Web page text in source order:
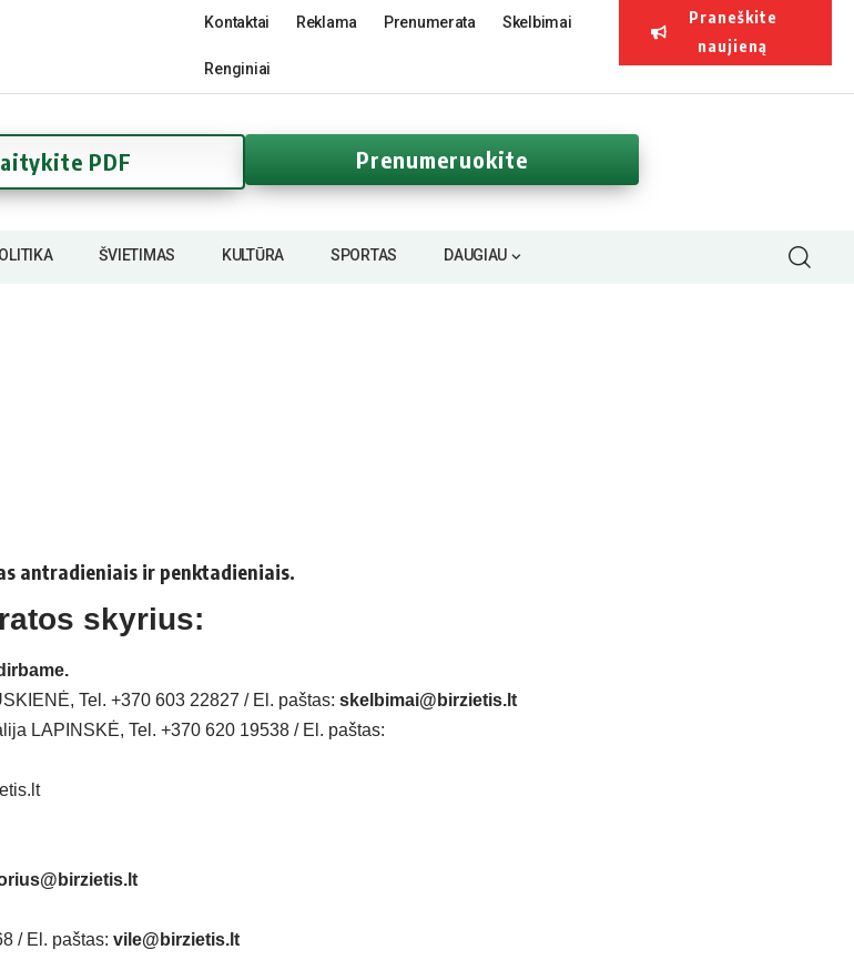
Kontaktai Reklama Prenumerata Skelbimai
Renginiai
Praneškite
naujieną
PDF Prenumeruokite
ŠVIETIMAS KULTŪRA SPORTAS DAUGIAU
antradieniais ir penktadieniais.
skyrius:
Tel. +370 603 22827 / El. paštas: skelbimai@birzietis.lt
LAPINSKĖ, Tel. +370 620 19538 / El. paštas:
/ El. paštas: vile@birzietis.lt